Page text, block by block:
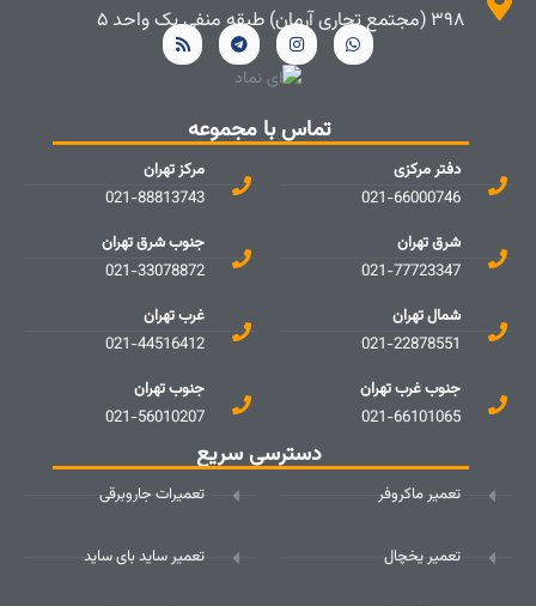
۳۹۸ (مجتمع تجاری آرمان) طبقه منفی یک واحد ۵
تماس با مجموعه
دفتر مرکزی
021-66000746
شرق تهران
021-77723347
شمال تهران
021-22878551
جنوب غرب تهران
021-66101065
مرکز تهران
021-88813743
جنوب شرق تهران
021-33078872
غرب تهران
021-44516412
جنوب تهران
021-56010207
دسترسی سریع
تعمیر ماکروفر
تعمیر یخچال
تعمیرات جاروبرقی
تعمیر ساید بای ساید